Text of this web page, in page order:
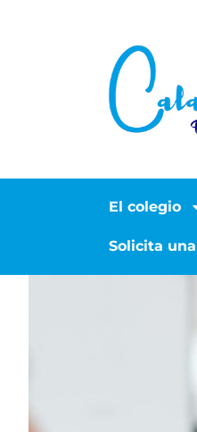
El colegio
Solicita